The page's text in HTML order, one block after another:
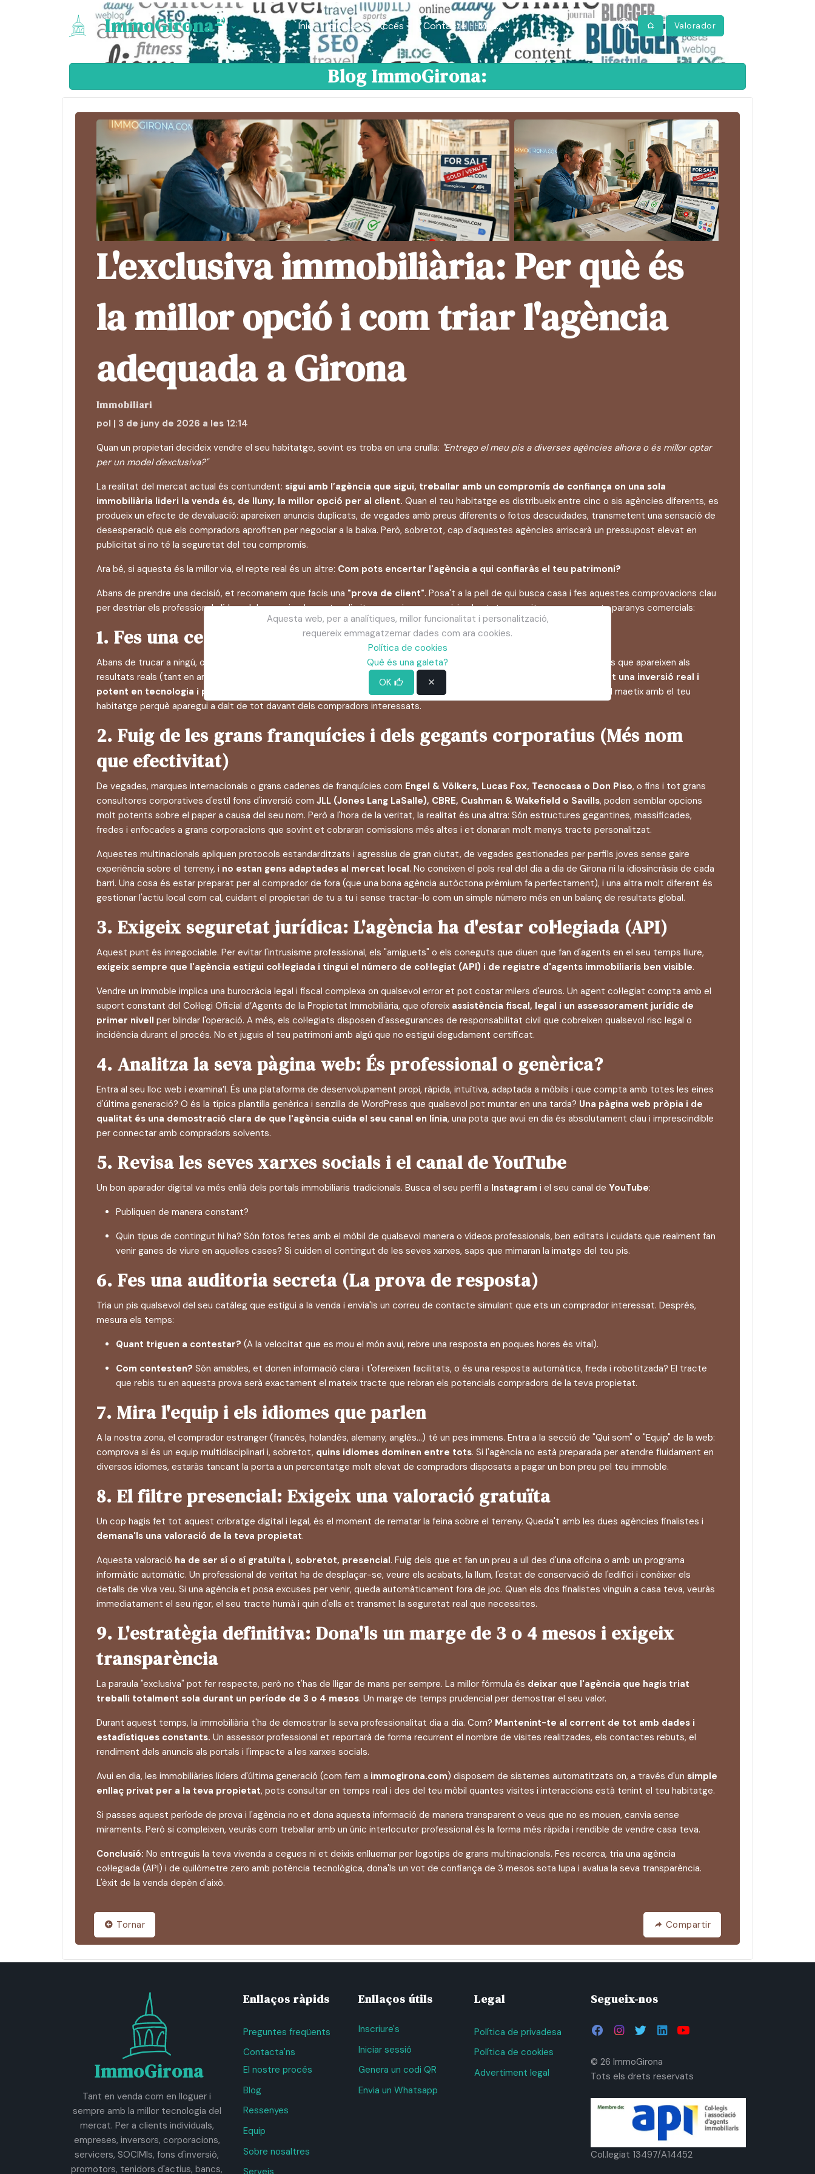
ImmoGirona Inici Idioma Accés Contacte Més... Valorador
Blog ImmoGirona:
L'exclusiva immobiliària: Per què és
la millor opció i com triar l'agència
adequada a Girona
Immobiliari
pol | 3 de juny de 2026 a les 12:14
Quan un propietari decideix vendre el seu habitatge, sovint es troba en una cruïlla: "Entrego el meu pis a diverses agències alhora o és millor optar
per un model d'exclusiva?"
La realitat del mercat actual és contundent: sigui amb l’agència que sigui, treballar amb un compromís de confiança on una sola
immobiliària lideri la venda és, de lluny, la millor opció per al client. Quan el teu habitatge es distribueix entre cinc o sis agències diferents, es
produeix un efecte de devaluació: apareixen anuncis duplicats, de vegades amb preus diferents o fotos descuidades, transmetent una sensació de
desesperació que els compradors aprofiten per negociar a la baixa. Però, sobretot, cap d'aquestes agències arriscarà un pressupost elevat en
publicitat si no té la seguretat del teu compromís.
Ara bé, si aquesta és la millor via, el repte real és un altre: Com pots encertar l'agència a qui confiaràs el teu patrimoni?
Abans de prendre una decisió, et recomanem que facis una "prova de client". Posa't a la pell de qui busca casa i fes aquestes comprovacions clau
per destriar els professionals líders dels que simplement es limiten a penjar un anunci, i sobretot, per evitar caure en certs paranys comercials:
1. Fes una cerca a Google (La prova del posicionament)
Abans de trucar a ningú, obre Google i fes una cerca clara, com per exemple"immo girona"
. Fixa't en les primeres agències que apareixen als
resultats reals (tant en anuncis com en posicionament orgànic).
Aquestes són les immobiliàries que clarament han fet una inversió real i
potent en tecnologia i posicionament.
Significa que fan bé les coses, que dominen el món digital i que, per tant, faran el maetix amb el teu
habitatge perquè aparegui a dalt de tot davant dels compradors interessats.
2. Fuig de les grans franquícies i dels gegants corporatius (Més nom
que efectivitat)
De vegades, marques internacionals o grans cadenes de franquícies com Engel & Völkers, Lucas Fox, Tecnocasa o Don Piso, o fins i tot grans
consultores corporatives d'estil fons d'inversió com JLL (Jones Lang LaSalle), CBRE, Cushman & Wakefield o Savills, poden semblar opcions
molt potents sobre el paper a causa del seu nom. Però a l'hora de la veritat, la realitat és una altra: Són estructures gegantines, massificades,
fredes i enfocades a grans corporacions que sovint et cobraran comissions més altes i et donaran molt menys tracte personalitzat.
Aquestes multinacionals apliquen protocols estandarditzats i agressius de gran ciutat, de vegades gestionades per perfils joves sense gaire
experiència sobre el terreny, i no estan gens adaptades al mercat local. No coneixen el pols real del dia a dia de Girona ni la idiosincràsia de cada
barri. Una cosa és estar preparat per al comprador de fora (que una bona agència autòctona prèmium fa perfectament), i una altra molt diferent és
gestionar l'actiu local com cal, cuidant el propietari de tu a tu i sense tractar-lo com un simple número més en un balanç de resultats global.
3. Exigeix seguretat jurídica: L'agència ha d'estar col·legiada (API)
Aquest punt és innegociable. Per evitar l'intrusisme professional, els "amiguets" o els coneguts que diuen que fan d'agents en el seu temps lliure,
exigeix sempre que l'agència estigui col·legiada i tingui el número de col·legiat (API) i de registre d'agents immobiliaris ben visible.
Vendre un immoble implica una burocràcia legal i fiscal complexa on qualsevol error et pot costar milers d'euros. Un agent col·legiat compta amb el
suport constant del Col·legi Oficial d’Agents de la Propietat Immobiliària, que ofereix assistència fiscal, legal i un assessorament jurídic de
primer nivell per blindar l'operació. A més, els col·legiats disposen d'assegurances de responsabilitat civil que cobreixen qualsevol risc legal o
incidència durant el procés. No et juguis el teu patrimoni amb algú que no estigui degudament certificat.
4. Analitza la seva pàgina web: És professional o genèrica?
Entra al seu lloc web i examina’l. És una plataforma de desenvolupament propi, ràpida, intuïtiva, adaptada a mòbils i que compta amb totes les eines
d'última generació? O és la típica plantilla genèrica i senzilla de WordPress que qualsevol pot muntar en una tarda? Una pàgina web pròpia i de
qualitat és una demostració clara de que l'agència cuida el seu canal en línia, una pota que avui en dia és absolutament clau i imprescindible
per connectar amb compradors solvents.
5. Revisa les seves xarxes socials i el canal de YouTube
Un bon aparador digital va més enllà dels portals immobiliaris tradicionals. Busca el seu perfil a Instagram i el seu canal de YouTube:
Publiquen de manera constant?
Quin tipus de contingut hi ha? Són fotos fetes amb el mòbil de qualsevol manera o vídeos professionals, ben editats i cuidats que realment fan
venir ganes de viure en aquelles cases? Si cuiden el contingut de les seves xarxes, saps que mimaran la imatge del teu pis.
6. Fes una auditoria secreta (La prova de resposta)
Tria un pis qualsevol del seu catàleg que estigui a la venda i envia'ls un correu de contacte simulant que ets un comprador interessat. Després,
mesura els temps:
Quant triguen a contestar? (A la velocitat que es mou el món avui, rebre una resposta en poques hores és vital).
Com contesten? Són amables, et donen informació clara i t'ofereixen facilitats, o és una resposta automàtica, freda i robotitzada? El tracte
que rebis tu en aquesta prova serà exactament el mateix tracte que rebran els potencials compradors de la teva propietat.
7. Mira l'equip i els idiomes que parlen
A la nostra zona, el comprador estranger (francès, holandès, alemany, anglès...) té un pes immens. Entra a la secció de "Qui som" o "Equip" de la web:
comprova si és un equip multidisciplinari i, sobretot, quins idiomes dominen entre tots. Si l'agència no està preparada per atendre fluidament en
diversos idiomes, estaràs tancant la porta a un percentatge molt elevat de compradors disposats a pagar un bon preu pel teu immoble.
8. El filtre presencial: Exigeix una valoració gratuïta
Un cop hagis fet tot aquest cribratge digital i legal, és el moment de rematar la feina sobre el terreny. Queda't amb les dues agències finalistes i
demana'ls una valoració de la teva propietat.
Aquesta valoració ha de ser sí o sí gratuïta i, sobretot, presencial. Fuig dels que et fan un preu a ull des d'una oficina o amb un programa
informàtic automàtic. Un professional de veritat ha de desplaçar-se, veure els acabats, la llum, l'estat de conservació de l'edifici i conèixer els
detalls de viva veu. Si una agència et posa excuses per venir, queda automàticament fora de joc. Quan els dos finalistes vinguin a casa teva, veuràs
immediatament el seu rigor, el seu tracte humà i quin d'ells et transmet la seguretat real que necessites.
9. L'estratègia definitiva: Dona'ls un marge de 3 o 4 mesos i exigeix
transparència
La paraula "exclusiva" pot fer respecte, però no t'has de lligar de mans per sempre. La millor fórmula és deixar que l'agència que hagis triat
treballi totalment sola durant un període de 3 o 4 mesos. Un marge de temps prudencial per demostrar el seu valor.
Durant aquest temps, la immobiliària t'ha de demostrar la seva professionalitat dia a dia. Com? Mantenint-te al corrent de tot amb dades i
estadístiques constants. Un assessor professional et reportarà de forma recurrent el nombre de visites realitzades, els contactes rebuts, el
rendiment dels anuncis als portals i l'impacte a les xarxes socials.
Avui en dia, les immobiliàries líders d'última generació (com fem a immogirona.com) disposem de sistemes automatitzats on, a través d'un simple
enllaç privat per a la teva propietat, pots consultar en temps real i des del teu mòbil quantes visites i interaccions està tenint el teu habitatge.
Si passes aquest període de prova i l'agència no et dona aquesta informació de manera transparent o veus que no es mouen, canvia sense
miraments. Però si compleixen, veuràs com treballar amb un únic interlocutor professional és la forma més ràpida i rendible de vendre casa teva.
Conclusió: No entreguis la teva vivenda a cegues ni et deixis enlluernar per logotips de grans multinacionals. Fes recerca, tria una agència
col·legiada (API) i de quilòmetre zero amb potència tecnològica, dona'ls un vot de confiança de 3 mesos sota lupa i avalua la seva transparència.
L'èxit de la venda depèn d'això.
Tornar Compartir
ImmoGirona
Tant en venda com en lloguer i
sempre amb la millor tecnologia del
mercat. Per a clients individuals,
empreses, inversors, corporacions,
servicers, SOCIMIs, fons d'inversió,
promotors, tenidors d'actius, bancs,
Enllaços ràpids
Preguntes freqüents
Contacta'ns
El nostre procés
Blog
Ressenyes
Equip
Sobre nosaltres
Enllaços útils
Inscriure's
Iniciar sessió
Genera un codi QR
Envia un Whatsapp
Legal
Política de privadesa
Política de cookies
Advertiment legal
Segueix-nos
© 26 ImmoGirona
Tots els drets reservats
Col.legiat 13497/A14452
Aquesta web, per a analítiques, millor funcionalitat i personalització,
requereix emmagatzemar dades com ara cookies.
Política de cookies
Què és una galeta?
OK